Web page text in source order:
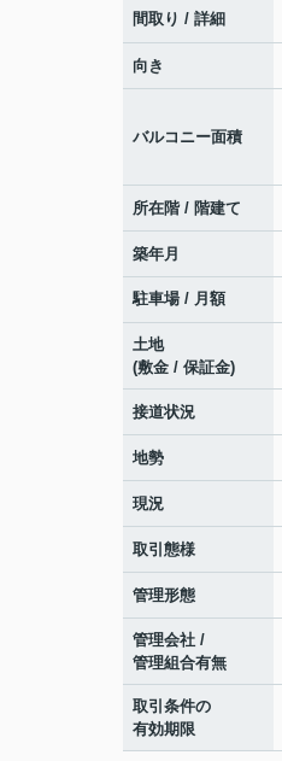
間取り / 詳細
向き
バルコニー面積
所在階 / 階建て
築年月
駐車場 / 月額
土地
(敷金 / 保証金)
接道状況
地勢
現況
取引態様
管理形態
管理会社 /
管理組合有無
取引条件の
有効期限